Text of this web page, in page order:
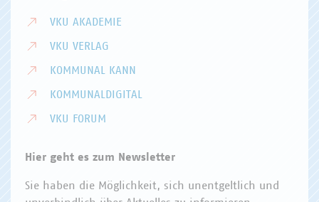
VKU AKADEMIE
VKU VERLAG
KOMMUNAL KANN
KOMMUNALDIGITAL
VKU FORUM
Hier geht es zum Newsletter
Sie haben die Möglichkeit, sich unentgeltlich und